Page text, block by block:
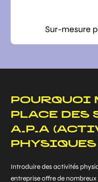
Sur-mesure
POURQUOI
PLACE DES
A.P.A
Introduire des activités
entreprise offre de